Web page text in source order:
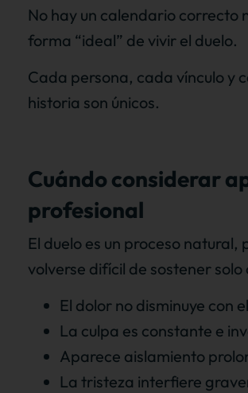
No hay un calendario correcto
forma “ideal” de vivir el duelo.
Cada persona, cada vínculo y
historia son únicos.
Cuándo considerar
profesional
El duelo es un proceso natural,
volverse difícil de sostener solo
El dolor no disminuye con
La culpa es constante e
Aparece aislamiento
La tristeza interfiere